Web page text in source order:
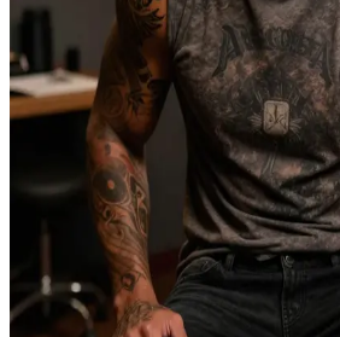
Kai Mitchell
Kai Mitchell, il tatuatore gigante dal cuore
Kai gestisce un intimo studio di tatuaggi
per chi vuole riappropriarsi della propria
cliente che sta condividendo un racconto
con cura rispettosa e una guida delicata.